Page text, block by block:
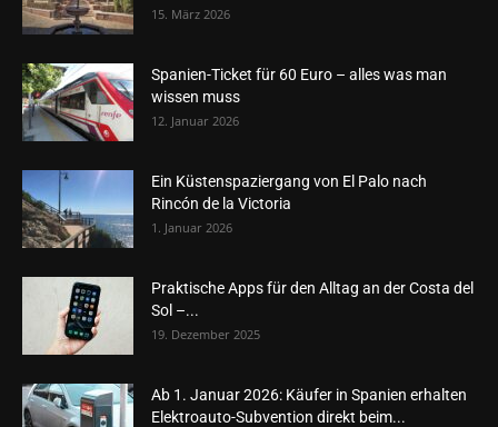
15. März 2026
Spanien-Ticket für 60 Euro – alles was man
wissen muss
12. Januar 2026
Ein Küstenspaziergang von El Palo nach
Rincón de la Victoria
1. Januar 2026
Praktische Apps für den Alltag an der Costa del
Sol –...
19. Dezember 2025
Ab 1. Januar 2026: Käufer in Spanien erhalten
Elektroauto-Subvention direkt beim...